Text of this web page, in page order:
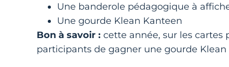
Une banderole pédagogique à
Une gourde Klean Kanteen
Bon à savoir : cette année, sur les cartes
participants de gagner une gourde Klean